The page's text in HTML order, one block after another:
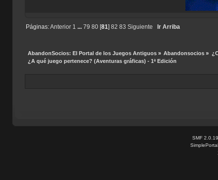
Páginas:Anterior 1 ... 79 80[81] 82 83 Siguiente Ir Arriba
AbandonSocios: El Portal de los Juegos Antiguos» Abandonsocios »
¿A qué juego pertenece? (Aventuras gráficas) - 1ª Edición
SMF 2.0.19